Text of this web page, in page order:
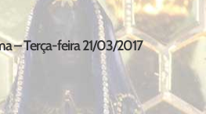
– Terça-feira 21/03/2017